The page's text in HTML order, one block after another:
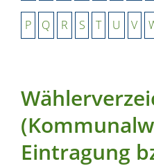
P Q R S T U V
Eintragung